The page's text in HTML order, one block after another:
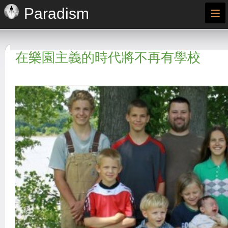
Paradism ≡
在樂園主義的時代將不再有學校